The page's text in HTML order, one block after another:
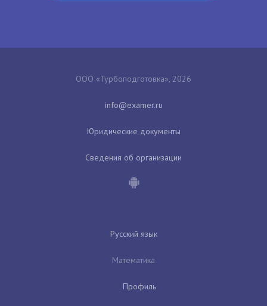
ООО «Турбоподготовка», 2026
Юридические документы
Сведения об организации
Русский язык
Математика
Профиль